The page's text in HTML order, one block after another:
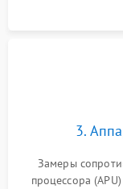
3.
Замеры
процессора